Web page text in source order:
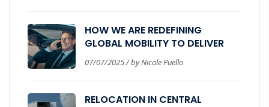
HOW WE ARE REDEFINING
GLOBAL MOBILITY TO DELIVER
REAL BUSINESS VALUE
07/07/2025 / by Nicole Puello
RELOCATION IN CENTRAL